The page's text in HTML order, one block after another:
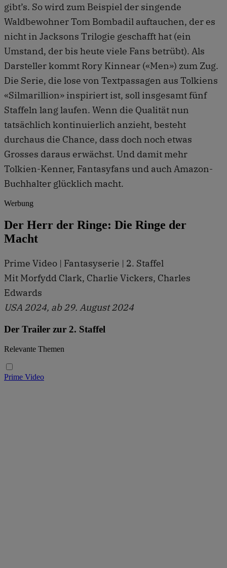
gibt’s. So wird zum Beispiel der singende
Waldbewohner Tom Bombadil auftauchen, der es
nicht in Jacksons Trilogie geschafft hat (ein
Umstand, der bis heute viele Fans betrübt). Als
Darsteller kommt Rory Kinnear («Men») zum Zug.
Die Serie, die lose von Textpassagen aus Tolkiens
«Silmarillion» inspiriert ist, soll insgesamt fünf
Staffeln lang laufen. Wenn die Qualität nun
tatsächlich kontinuierlich anzieht, besteht
durchaus die Chance, dass doch noch etwas
Grosses daraus erwächst. Und damit mehr
Tolkien-Kenner, Fantasyfans und auch Amazon-
Buchhalter glücklich macht.
Werbung
Der Herr der Ringe: Die Ringe der
Macht
Prime Video | Fantasyserie | 2. Staffel
Mit Morfydd Clark, Charlie Vickers, Charles
Edwards
USA 2024, ab 29. August 2024
Der Trailer zur 2. Staffel
Relevante Themen
Prime Video